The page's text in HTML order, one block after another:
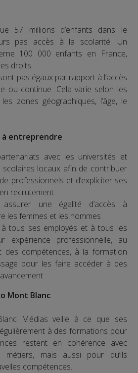
57 millions d’enfants dans le
pas accès à la scolarité. Un
100 000 enfants en France,
droits.
pas égaux par rapport à l’accès
ou continue. Cela varie selon les
zones géographiques, l’âge, le
à entreprendre
avec les universités et
scolaires locaux afin de contribuer
professionnels et d’expliciter ses
recrutement
une égalité d’accès à
les femmes et les hommes
tous ses employés et à tous les
expérience professionnelle, au
des compétences, à la formation
pour les faire accéder à des
Mont Blanc
Médias veille à ce que ses
à des formations pour
restent en cohérence avec
métiers, mais aussi pour qu’ils
compétences.